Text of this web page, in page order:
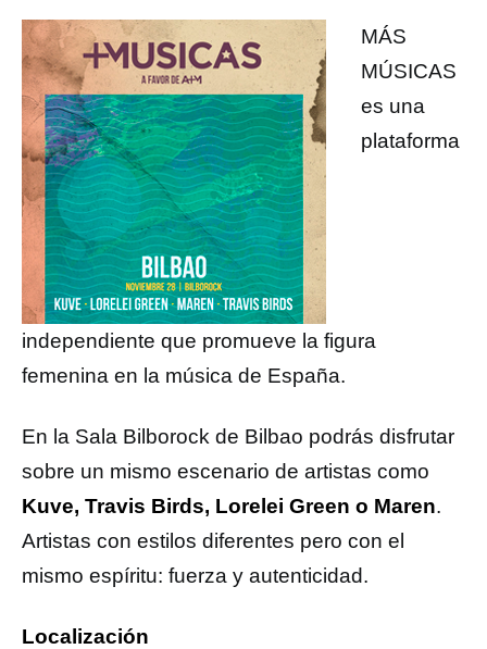
MÁS
MÚSICAS
es una
plataforma
independiente que promueve la figura
femenina en la música de España.
En la Sala Bilborock de Bilbao podrás disfrutar
sobre un mismo escenario de artistas como
Kuve, Travis Birds, Lorelei Green o Maren.
Artistas con estilos diferentes pero con el
mismo espíritu: fuerza y autenticidad.
Localización